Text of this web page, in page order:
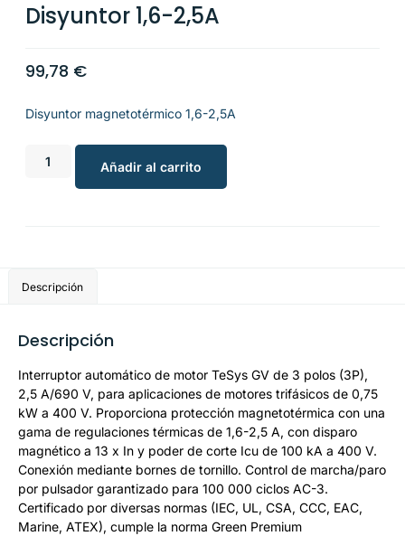
Disyuntor 1,6-2,5A
99,78 €
Disyuntor magnetotérmico 1,6-2,5A
Añadir al carrito
Descripción
Descripción
Interruptor automático de motor TeSys GV de 3 polos (3P),
2,5 A/690 V, para aplicaciones de motores trifásicos de 0,75
kW a 400 V. Proporciona protección magnetotérmica con una
gama de regulaciones térmicas de 1,6-2,5 A, con disparo
magnético a 13 x In y poder de corte Icu de 100 kA a 400 V.
Conexión mediante bornes de tornillo. Control de marcha/paro
por pulsador garantizado para 100 000 ciclos AC-3.
Certificado por diversas normas (IEC, UL, CSA, CCC, EAC,
Marine, ATEX), cumple la norma Green Premium